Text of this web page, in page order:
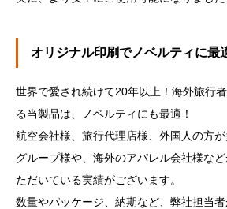
オリジナル印刷でノベルティに最
世界で愛され続けて20年以上！海外旅行
る当製品は、ノベルティにも最適！
航空会社様、旅行代理店様、外国人の方
グループ様や、海外のアパレル会社様な
ただいている実績がございます。
数量やパッケージ、納期など、弊社担当